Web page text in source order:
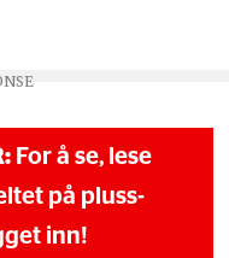
For å se, lese
på pluss-
inn!